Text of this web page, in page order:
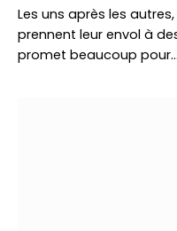
Les uns après les
prennent leur envol à
promet beaucoup pour…